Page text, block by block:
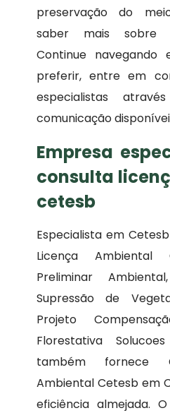
preservação do
saber mais sobre
Continue navegando
preferir, entre em
especialistas
comunicação
Empresa
consulta
cetesb
Especialista em
Licença Ambiental
Preliminar
Supressão de
Projeto
Florestativa
também fornece
Ambiental Cetesb em
eficiência almejada.